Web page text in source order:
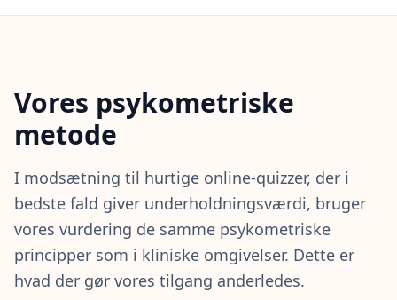
O
R
S
d
a
n
F
u
n
g
Vores psykometriske
metode
I modsætning til hurtige online-quizzer, der i
bedste fald giver underholdningsværdi, bruger
vores vurdering de samme psykometriske
principper som i kliniske omgivelser. Dette er
hvad der gør vores tilgang anderledes.